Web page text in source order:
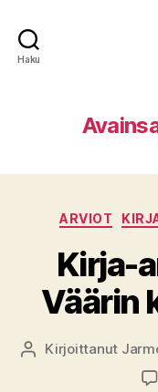
Haku
ARVIOT
Kirja-
Väärin
Kirjoittaja
Kirjoittanut